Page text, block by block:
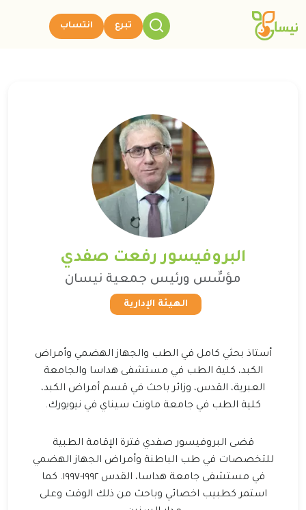
تبرع انتساب
البروفيسور رفعت صفدي
مؤسِّس ورئيس جمعية نيسان
الهيئة الإدارية
أستاذ بحثي كامل في الطب والجهاز الهضمي وأمراض
الكبد، كلية الطب في مستشفى هداسا والجامعة
العبرية، القدس، وزائر باحث في قسم أمراض الكبد،
كلية الطب في جامعة ماونت سيناي في نيويورك.
قضى البروفيسور صفدي فترة الإقامة الطبية
للتخصصات في طب الباطنة وأمراض الجهاز الهضمي
في مستشفى جامعة هداسا، القدس ١٩٩٢-١٩٩٧. كما
استمر كطبيب اخصائي وباحث من ذلك الوقت وعلى